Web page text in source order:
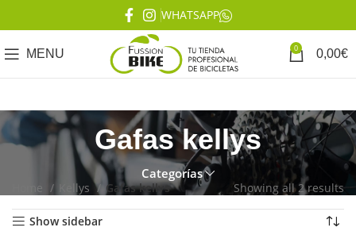
WHATSAPP
MENU 0 0,00€
Gafas kellys
Categorías
Home Kellys Gafas kellys Showing all 2 results
Show sidebar